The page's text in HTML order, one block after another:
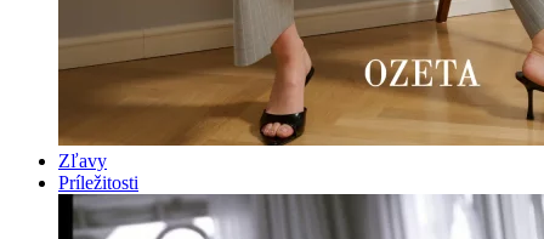
Zľavy
Príležitosti